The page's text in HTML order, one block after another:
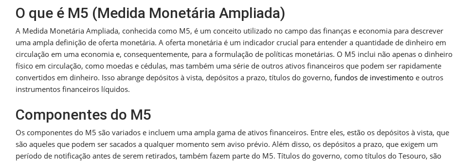
O que é M5 (Medida Monetária Ampliada)
A Medida Monetária Ampliada, conhecida como M5, é um conceito utilizado no campo das finanças e economia para descrever
uma ampla definição de oferta monetária. A oferta monetária é um indicador crucial para entender a quantidade de dinheiro em
circulação em uma economia e, consequentemente, para a formulação de políticas monetárias. O M5 inclui não apenas o dinheiro
físico em circulação, como moedas e cédulas, mas também uma série de outros ativos financeiros que podem ser rapidamente
convertidos em dinheiro. Isso abrange depósitos à vista, depósitos a prazo, títulos do governo, fundos de investimento e outros
instrumentos financeiros líquidos.
Componentes do M5
Os componentes do M5 são variados e incluem uma ampla gama de ativos financeiros. Entre eles, estão os depósitos à vista, que
são aqueles que podem ser sacados a qualquer momento sem aviso prévio. Além disso, os depósitos a prazo, que exigem um
período de notificação antes de serem retirados, também fazem parte do M5. Títulos do governo, como títulos do Tesouro, são